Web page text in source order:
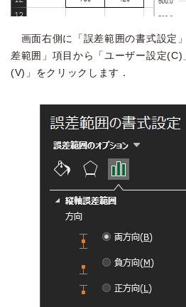
画面右側に「誤差範囲の書式設定
差範囲」項目から「ユーザー設定(C)
(V)」をクリックします．